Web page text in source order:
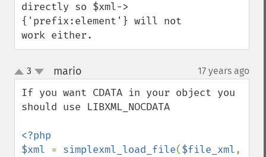
directly so $xml->
{'prefix:element'} will not
work either.
up
down
3 mario¶ 17 years ago
If you want CDATA in your object you
should use LIBXML_NOCDATA
<?php
$xml = simplexml_load_file($file_xml